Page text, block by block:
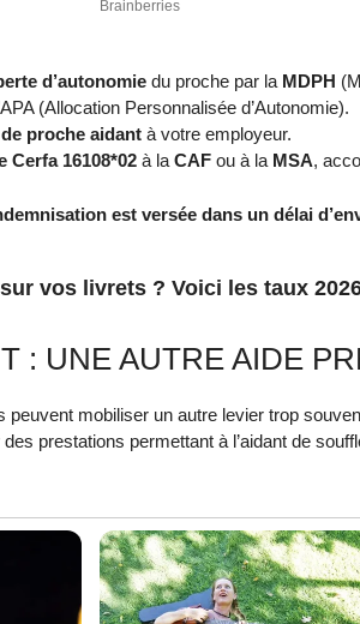
d’autonomie du proche par la MDPH
(Allocation Personnalisée d’Autonomie).
proche aidant à votre employeur.
Cerfa 16108*02 à la CAF ou à la MSA,
est versée dans un délai
vos livrets ? Voici les taux
: UNE AUTRE AIDE
peuvent mobiliser un autre levier trop
prestations permettant à l’aidant de